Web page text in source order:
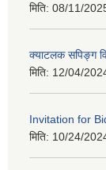
मिति: 08/11/
क्याटलक सपिङ्ग
मिति: 12/04/
Invitation for
मिति: 10/24/